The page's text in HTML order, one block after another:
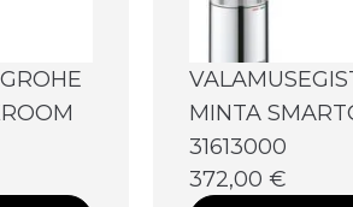
MINTA
31613000
372,00 €